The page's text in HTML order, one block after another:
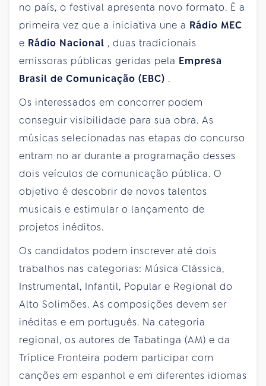
no país, o festival apresenta novo formato. É a
primeira vez que a iniciativa une a Rádio MEC
e Rádio Nacional , duas tradicionais
emissoras públicas geridas pela Empresa
Brasil de Comunicação (EBC) .
Os interessados em concorrer podem
conseguir visibilidade para sua obra. As
músicas selecionadas nas etapas do concurso
entram no ar durante a programação desses
dois veículos de comunicação pública. O
objetivo é descobrir de novos talentos
musicais e estimular o lançamento de
projetos inéditos.
Os candidatos podem inscrever até dois
trabalhos nas categorias: Música Clássica,
Instrumental, Infantil, Popular e Regional do
Alto Solimões. As composições devem ser
inéditas e em português. Na categoria
regional, os autores de Tabatinga (AM) e da
Tríplice Fronteira podem participar com
canções em espanhol e em diferentes idiomas